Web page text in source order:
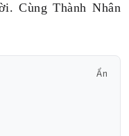
Cùng Thành Nhân
Ẩn